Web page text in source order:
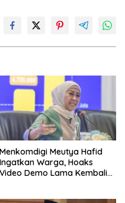
Menkomdigi Meutya Hafid
Ingatkan Warga, Hoaks
Video Demo Lama Kembali